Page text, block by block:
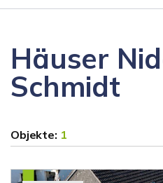
Häuser
Schmidt
Objekte: 1